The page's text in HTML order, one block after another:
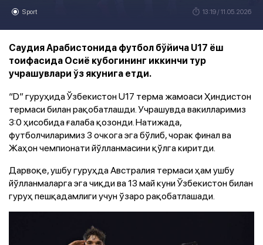
Sport 13:19 / 11.05.2026
Саудия Арабистонида футбол бўйича U17 ёш
тоифасида Осиё кубогининг иккинчи тур
учрашувлари ўз якунига етди.
“D” гуруҳида Ўзбекистон U17 терма жамоаси Ҳиндистон
термаси билан рақобатлашди. Учрашувда вакилларимиз
3:0 ҳисобида ғалаба қозонди. Натижада,
футболчиларимиз 3 очкога эга бўлиб, чорак финал ва
Жаҳон чемпионати йўлланмасини қўлга киритди.
Дарвоқе, ушбу гуруҳда Австралия термаси ҳам ушбу
йўлланмаларга эга чиқди ва 13 май куни Ўзбекистон билан
гуруҳ пешқадамлиги учун ўзаро рақобатлашади.